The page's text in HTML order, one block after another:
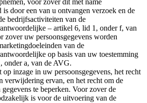
voor zover dit met name
is door een van u ontvangen verzoek en de
bedrijfsactiviteiten van de
– artikel 6, lid 1, onder f, van
zover uw persoonsgegevens worden
van de
op basis van uw toestemming
onder a, van de AVG.
op inzage in uw persoonsgegevens, het recht
verwijdering ervan, en het recht om de
te beperken. Voor zover de
is voor de uitvoering van de